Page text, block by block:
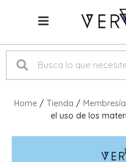
Home / Tienda / Membresía
el uso de los